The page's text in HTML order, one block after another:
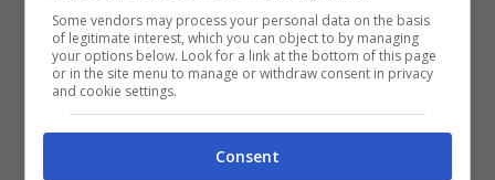
deve essere richiesta dalle Autorità
sportive operanti nel Paese dalla FIA.
Secondo il boss della F1,la Force India
avrebbe chiesto il permesso di lasciare il
Some vendors may process your personal data on the basis
of legitimate interest, which you can object to by managing
your options below. Look for a link at the bottom of this page
or in the site menu to manage or withdraw consent in privacy
and cookie settings.
Consent